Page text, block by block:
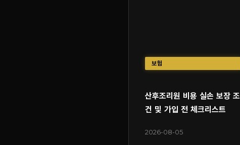
보험
산후조리원 비용 실손 보장 조
건 및 가입 전 체크리스트
2026-08-05